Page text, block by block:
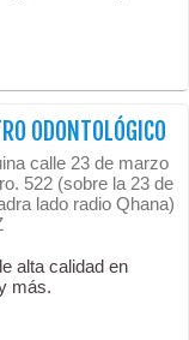
ODONTOLÓGICO
calle 23 de marzo
522 (sobre la 23 de
lado radio Qhana)
alta calidad en
más.